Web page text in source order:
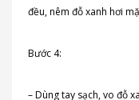
đều, nêm đỗ xanh hơi
Bước 4:
– Dùng tay sạch, vo đỗ